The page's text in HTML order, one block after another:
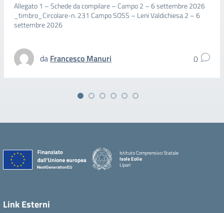
Allegato 1 – Schede da compilare – Campo 2 – 6 settembre 2026
_timbro_Circolare-n. 231 Campo SOSS – Leni Valdichiesa 2 – 6
settembre 2026
da Francesco Manuri 0
Istituto Comprensivo Statale
Isole Eolie
Lipari
Link Esterni